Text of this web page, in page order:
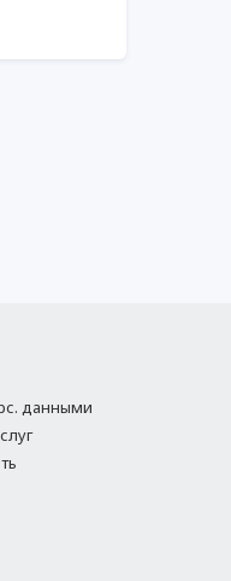
данными